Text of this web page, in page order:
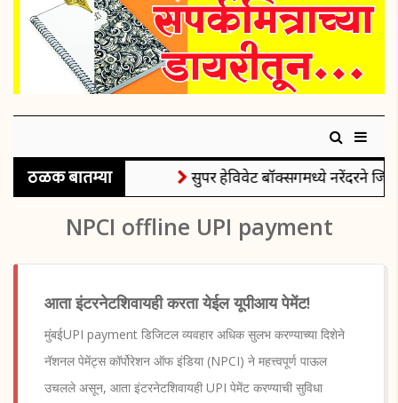
ठळक बातम्या सुपर हेविवेट बॉक्सिंगमध्ये नरेंदरने
NPCI offline UPI payment
आता इंटरनेटशिवायही करता येईल यूपीआय पेमेंट!
मुंबईUPI payment डिजिटल व्यवहार अधिक सुलभ करण्याच्या दिशेने
नॅशनल पेमेंट्स कॉर्पोरेशन ऑफ इंडिया (NPCI) ने महत्त्वपूर्ण पाऊल
उचलले असून, आता इंटरनेटशिवायही UPI पेमेंट करण्याची सुविधा